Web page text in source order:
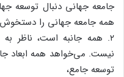
جامعه جهانی دنبال توسعه
همه جامعه جهانی را دستخوش
۲. همه جانبه است، ناظر
نیست. می‌خواهد همه ابعاد
توسعه جامع،